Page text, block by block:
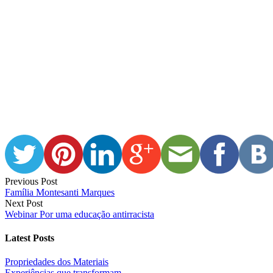
Previous Post
Família Montesanti Marques
Next Post
Webinar Por uma educação antirracista
Latest Posts
Propriedades dos Materiais